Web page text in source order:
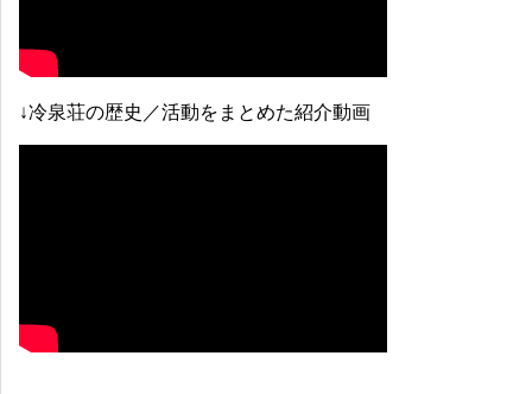
↓冷泉荘の歴史／活動をまとめた紹介動画